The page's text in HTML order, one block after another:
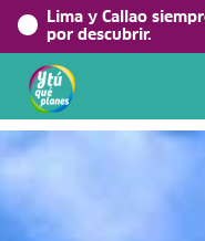
Lima y Callao
por descubrir.
Home> Experiencias >